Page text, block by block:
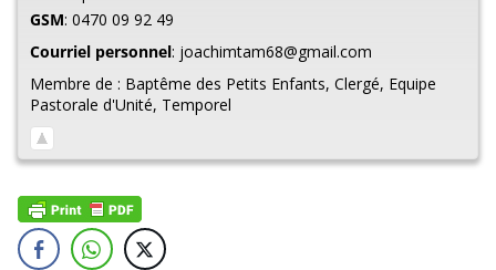
GSM: 0470 09 92 49
Courriel personnel: joachimtam68@gmail.com
Membre de : Baptême des Petits Enfants, Clergé, Equipe
Pastorale d'Unité, Temporel